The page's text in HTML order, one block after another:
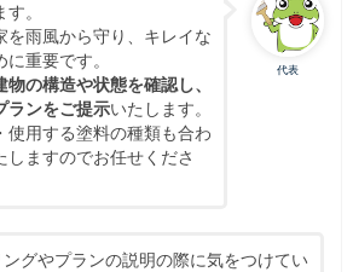
代表
。
を雨風から守り、キレイな
重要です。
の構造や状態を確認し、
ランをご提示いたします。
使用する塗料の種類も合わ
しますのでお任せくださ
ングやプランの説明の際に気をつけてい